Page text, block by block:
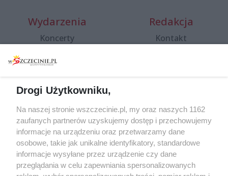
Wydarzenia
Koncerty
Spacery i oprowadzania
targi
Wernisaże
Więcej
Redakcja
Kontakt
Specjalny koncert z okazji
20. urodzin portalu
wSzczecinie.pl
Regulamin konkursów
śniadaniówka "Hej
Szczecin! Jest piątek!"
Drogi Użytkowniku,
Na naszej stronie wszczecinie.pl, my oraz naszych 1162
zaufanych partnerów uzyskujemy dostęp i przechowujemy
informacje na urządzeniu oraz przetwarzamy dane
osobowe, takie jak unikalne identyfikatory, standardowe
informacje wysyłane przez urządzenie czy dane
przeglądania w celu zapewniania spersonalizowanych